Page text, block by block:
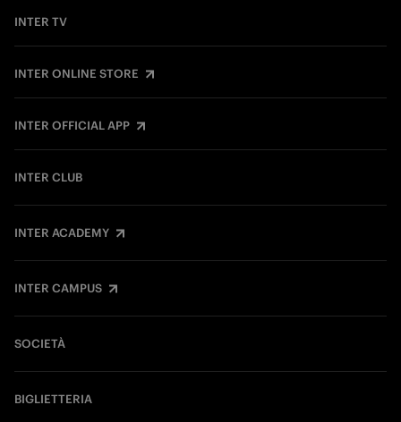
INTER TV
INTER ONLINE STORE
INTER OFFICIAL APP
INTER CLUB
INTER ACADEMY
INTER CAMPUS
SOCIETÀ
BIGLIETTERIA